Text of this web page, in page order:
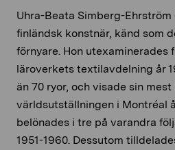
Uhra-Beata Simberg-Ehrström
finländsk konstnär, känd som
förnyare. Hon utexaminerades
läroverkets textilavdelning år
än 70 ryor, och visade sin
världsutställningen i Montréal
belönades i tre på varandra
1951-1960. Dessutom